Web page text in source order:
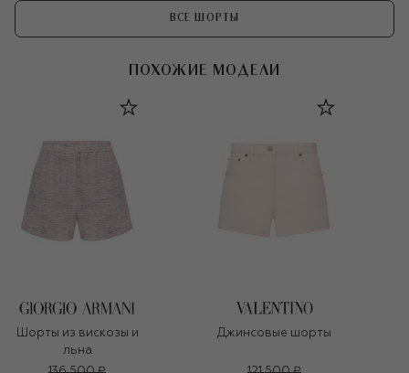
ВСЕ ШОРТЫ
ПОХОЖИЕ МОДЕЛИ
Шорты из вискозы и
льна
Джинсовые шорты